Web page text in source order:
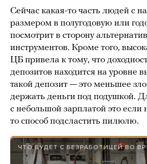
Сейчас какая-то часть людей с
размером в полугодовую или
посмотрит в сторону
инструментов. Кроме того,
ЦБ привела к тому, что
депозитов находится на уровне
такой депозит — это меньшее
держать деньги под подушкой.
с небольшой зарплатой это если
то способ подсластить пилюлю.
ЧТО БУДЕТ С БЕЗРАБОТИЦЕЙ ВО